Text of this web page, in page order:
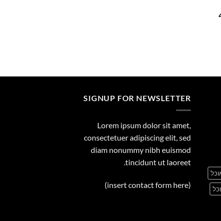
המחיר
SIGNUP FOR NEWSLETTER
Lorem ipsum dolor sit amet,
consectetuer adipiscing elit, sed
diam nonummy nibh euismod
tincidunt ut laoreet.
(insert contact form here)